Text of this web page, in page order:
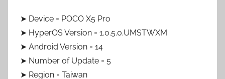
➤ Device = POCO X5 Pro
➤ HyperOS Version = 1.0.5.0.UMSTWXM
➤ Android Version = 14
➤ Number of Update = 5
➤ Region = Taiwan